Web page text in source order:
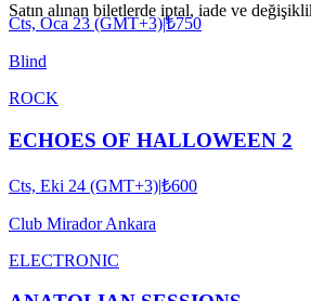
Satın alınan biletlerde iptal, iade ve
Cts, Oca 23 (GMT+3)|₺750
Blind
ROCK
ECHOES OF HALLOWEEN 2
Cts, Eki 24 (GMT+3)|₺600
Club Mirador Ankara
ELECTRONIC